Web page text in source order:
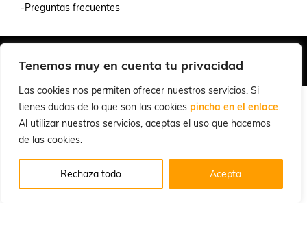
Tenemos muy en cuenta tu privacidad
Las cookies nos permiten ofrecer nuestros servicios. Si
tienes dudas de lo que son las cookies pincha en el enlace.
Al utilizar nuestros servicios, aceptas el uso que hacemos
de las cookies.
Rechaza todo Acepta
-Preguntas frecuentes
© 2026 Cuchillalia.com